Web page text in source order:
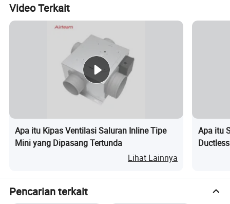
Video Terkait
Apa itu Kipas Ventilasi Saluran Inline Tipe
Mini yang Dipasang Tertunda
Lihat Lainnya
Apa itu
Pencarian terkait